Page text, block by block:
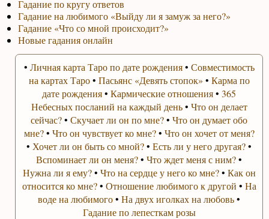
Гадание по кругу ответов
Гадание на любимого «Выйду ли я замуж за него?»
Гадание «Что со мной происходит?»
Новые гадания онлайн
• Личная карта Таро по дате рождения• Совместимость
на картах Таро• Пасьянс «Девять стопок» • Карма по
дате рождения•Кармические отношения•365
Небесных посланий на каждый день• Что он делает
сейчас?•Скучает ли он по мне?•Что он думает обо
мне?• Что он чувствует ко мне?• Что он хочет от меня?
• Хочет ли он быть со мной?•Есть ли у него другая?•
Вспоминает ли он меня?•Что ждет меня с ним?•
Нужна ли я ему?• Что на сердце у него ко мне?• Как он
относится ко мне?• Отношение любимого к другой • На
воде на любимого•На двух иголках на любовь•
Гадание по лепесткам розы